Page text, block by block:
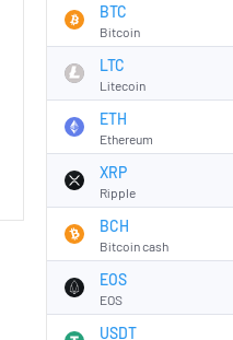
BTC
Bitcoin
LTC
Litecoin
ETH
Ethereum
XRP
Ripple
BCH
Bitcoin cash
EOS
EOS
USDT